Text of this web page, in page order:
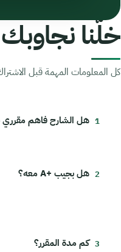
خلّنا
كل المعلومات المهمة قبل
هل الشارح فاهم مقرري
هل بجيب +A معه؟
كم مدة المقرر؟